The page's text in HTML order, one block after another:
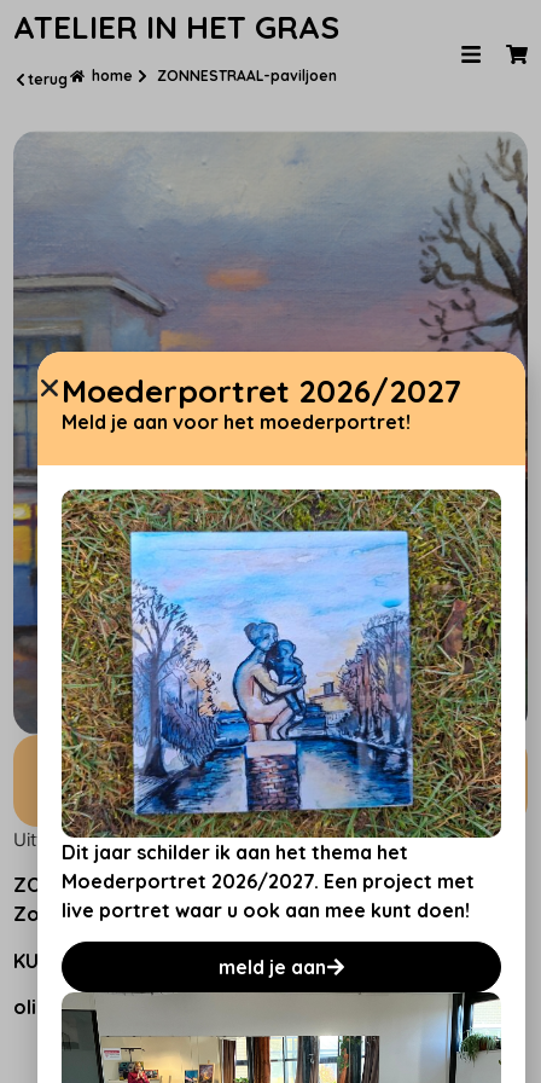
ATELIER IN HET GRAS
terug home ZONNESTRAAL-paviljoen
ZONNESTRAAL-paviljoen
Uitverkocht
ZONNESTRAAL- studie licht en kunstlicht op landgoed
Zonnestraal
KUNST OP LOCATIE IN DE BOSHUTJES
olieverf op paneel 24×30
Moederportret 2026/2027
Meld je aan voor het moederportret!
Dit jaar schilder ik aan het thema het
Moederportret 2026/2027. Een project met
live portret waar u ook aan mee kunt doen!
meld je aan